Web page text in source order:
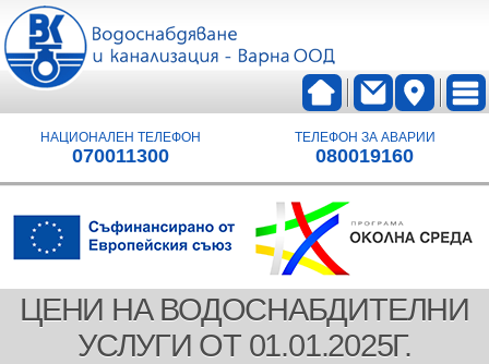
НАЦИОНАЛЕН ТЕЛЕФОН
070011300
ТЕЛЕФОН ЗА АВАРИИ
080019160
ЦЕНИ НА ВОДОСНАБДИТЕЛНИ
УСЛУГИ ОТ 01.01.2025Г.